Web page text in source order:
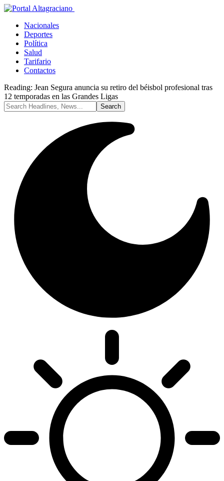
Nacionales
Deportes
Política
Salud
Tarifario
Contactos
Reading: Jean Segura anuncia su retiro del béisbol profesional tras
12 temporadas en las Grandes Ligas